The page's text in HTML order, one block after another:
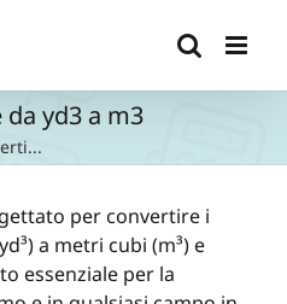
yd3 a m3
per convertire i
a metri cubi (m³) e
essenziale per la